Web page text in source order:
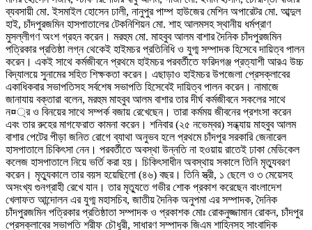
ব্যবসায়ী মো. ইসমাইল হোসেন ঢালী, নানুপুর পাম্প হাউজের মেশিন অপারেটর মো. আব্দুল
হাই, চাঁদপুরজমিন হাসপাতালের টেকনিশিয়ন মো. শাহ আলমসহ স্থানীয় ধর্মপ্রাণ
মুসল্লীগণ অংশ গ্রহন করেন। মরহুম মো. মাহবুব আলম বাশার দৈনিক চাঁদপুরজমিন
পত্রিকার প্রতিষ্ঠা লগ্ন থেকেই হাইমচর প্রতিনিধি ও যুগ্ম সম্পাদক হিসেবে দায়িত্ব পালন
করেন। একই সাথে কর্মজীবনে প্রথমে হাইমচর পরবর্তীতে ফরিদগঞ্জ প্রত্যাশী আরএ উচ্চ
বিদ্যালয়ে সুনামের সহিত শিক্ষকতা করেন। এছাড়াও হাইমচর উপজেলা প্রেসক্লাবের
একাধিকবার সভাপতিসহ সর্বশেষ সভাপতি হিসেবেই দায়িত্ব পালন করেন। নামাজে
জানাযায় বক্তারা বলেন, মরহুম মাহবুব আলম বাশার তার দীর্ঘ কর্মজীবনে সকলের সাথে
ন¤্র ও বিনয়ের সাথে সম্পর্ক বজায় রেখেছেন। তারা কর্মময় জীবনের প্রশংসা করেন
এবং তার রুহের মাগফেরাত কামনা করেন। শনিবার (২৫ নভেম্বর) সন্ধ্যায় মাহবুব আলম
বাশার পেটের পীড়া জনিত রোগে ব্যাথা অনুভব হলে প্রথমে চাঁদপুর সরকারি জেনারেল
হাসপাতালে চিকিৎসা নেন। পরবর্তীতে অবস্থা উন্নতি না হওয়ায় রাতেই ঢাকা মেডিকেল
কলেজ হাসপাতালে নিয়ে ভর্তি করা হয়। চিকিৎসাধীন অবস্থায় সকালে তিনি মৃত্যুবরণ
করেন। মৃত্যুকালে তার বয়স হয়েছিলো (৪৬) বছর। তিনি স্ত্রী, ১ ছেলে ও ৩ মেয়েসহ
অসংখ্য গুনগ্রাহী রেখে যান। তার মৃত্যুতে গভীর শোক প্রকাশ করেছেন বাংলাদেশ
খেলাফত আন্দোলন এর যুগ্ম মহাসচিব, জাতীয় দৈনিক অনুপমা এর সম্পাদক, দৈনিক
চাঁদপুরজমিন পত্রিকার প্রতিষ্ঠাতা সম্পাদক ও প্রকাশক মোঃ রোকনুজ্জামান রোকন, চাঁদপুর
প্রেসক্লাবের সভাপতি শরীফ চৌধুরী, সাধারণ সম্পাদক জিএম শাহিনসহ সাংবাদিক